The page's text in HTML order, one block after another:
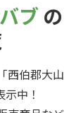
ブ の
西伯郡大山
中！